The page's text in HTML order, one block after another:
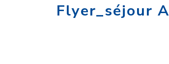
Flyer_séjour